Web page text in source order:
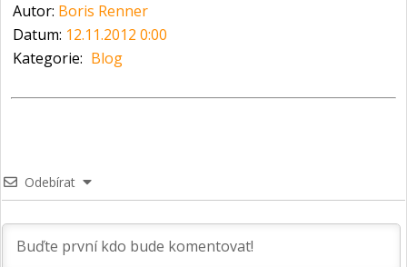
Autor: Boris Renner
Datum: 12.11.2012 0:00
Kategorie: Blog
Odebírat